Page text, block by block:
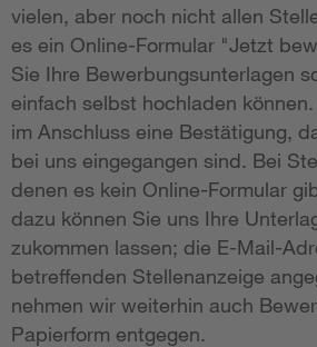
vielen, aber noch nicht allen
es ein Online-Formular "Jetzt
Sie Ihre Bewerbungsunterlagen
einfach selbst hochladen
im Anschluss eine Bestätigung,
bei uns eingegangen sind. Bei
denen es kein Online-Formular
dazu können Sie uns Ihre
zukommen lassen; die E-Mail-
betreffenden Stellenanzeige
nehmen wir weiterhin auch
Papierform entgegen.